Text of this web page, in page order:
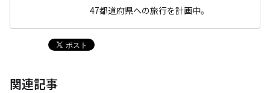
47都道府県への旅行を計画中。
関連記事